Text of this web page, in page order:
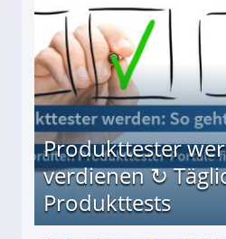
Produkttester
verdienen ↻
Produkttests